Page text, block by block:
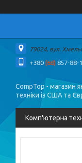
79024, вул.
+380 (68) 857-88-
CompTop - магазин
техніки із США та
Комп'ютерна